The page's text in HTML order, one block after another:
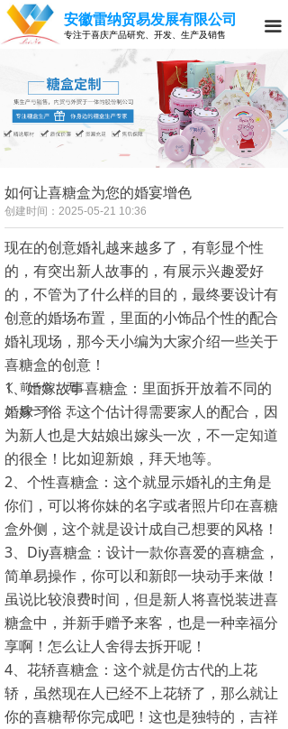
安徽雷纳贸易发展有限公司
专注于喜庆产品研究、开发、生产及销售 끀
如何让喜糖盒为您的婚宴增色
现在的创意婚礼越来越多了，有彰显个性
的，有突出新人故事的，有展示兴趣爱好
的，不管为了什么样的目的，最终要设计有
创意的婚场布置，里面的小饰品个性的配合
婚礼现场，那今天小编为大家介绍一些关于
喜糖盒的创意！
1、婚嫁故事喜糖盒：里面拆开放着不同的
婚嫁习俗，这个估计得需要家人的配合，因
为新人也是大姑娘出嫁头一次，不一定知道
的很全！比如迎新娘，拜天地等。
2、个性喜糖盒：这个就显示婚礼的主角是
你们，可以将你妹的名字或者照片印在喜糖
盒外侧，这个就是设计成自己想要的风格！
3、Diy喜糖盒：设计一款你喜爱的喜糖盒，
简单易操作，你可以和新郎一块动手来做！
虽说比较浪费时间，但是新人将喜悦装进喜
糖盒中，并新手赠予来客，也是一种幸福分
享啊！怎么让人舍得去拆开呢！
4、花轿喜糖盒：这个就是仿古代的上花
轿，虽然现在人已经不上花轿了，那么就让
你的喜糖帮你完成吧！这也是独特的，吉祥
创建时间： 2025-05-21 10:36
ꄴ 前一个：无
ꄲ 后一个： 无